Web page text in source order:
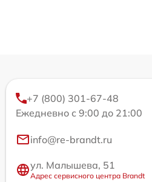
+7 (800) 301-67-48
Ежедневно с 9:00 до 21:00
info@re-brandt.ru
ул. Малышева, 51
Адрес сервисного центра Brandt